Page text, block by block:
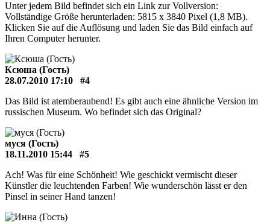
Unter jedem Bild befindet sich ein Link zur Vollversion:
Vollständige Größe herunterladen: 5815 x 3840 Pixel (1,8 MB).
Klicken Sie auf die Auflösung und laden Sie das Bild einfach auf
Ihren Computer herunter.
Ксюша (Гость)
28.07.2010 17:10
#4
Das Bild ist atemberaubend! Es gibt auch eine ähnliche Version im
russischen Museum. Wo befindet sich das Original?
муся (Гость)
18.11.2010 15:44
#5
Ach! Was für eine Schönheit! Wie geschickt vermischt dieser
Künstler die leuchtenden Farben! Wie wunderschön lässt er den
Pinsel in seiner Hand tanzen!